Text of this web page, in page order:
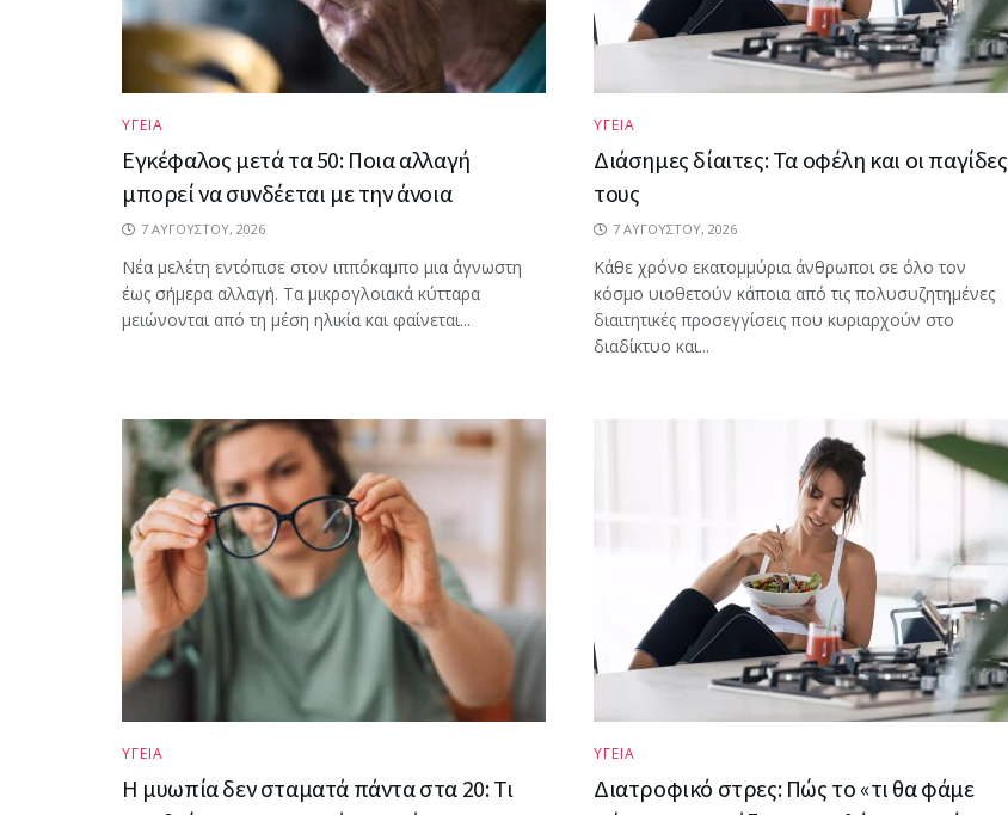
ΥΓΕΙΑ
Εγκέφαλος μετά τα 50: Ποια αλλαγή
μπορεί να συνδέεται με την άνοια
7 ΑΥΓΟΎΣΤΟΥ, 2026
Νέα μελέτη εντόπισε στον ιππόκαμπο μια άγνωστη
έως σήμερα αλλαγή. Τα μικρογλοιακά κύτταρα
μειώνονται από τη μέση ηλικία και φαίνεται...
ΥΓΕΙΑ
Διάσημες δίαιτες: Τα οφέλη και οι παγίδες
τους
7 ΑΥΓΟΎΣΤΟΥ, 2026
Κάθε χρόνο εκατομμύρια άνθρωποι σε όλο τον
κόσμο υιοθετούν κάποια από τις πολυσυζητημένες
διαιτητικές προσεγγίσεις που κυριαρχούν στο
διαδίκτυο και...
ΥΓΕΙΑ
Η μυωπία δεν σταματά πάντα στα 20: Τι
ΥΓΕΙΑ
Διατροφικό στρες: Πώς το «τι θα φάμε